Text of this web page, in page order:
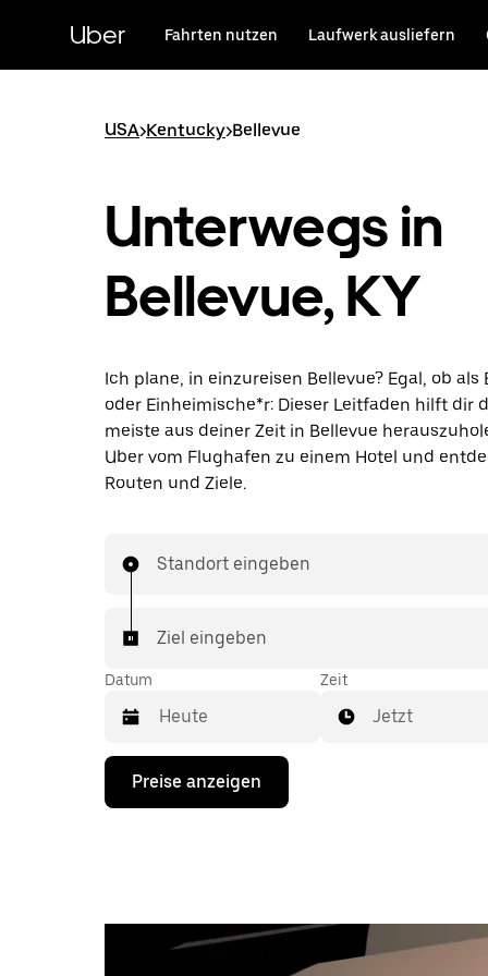
HauptinhaltUber Fahrten nutzen Laufwerk ausliefern
USA>Kentucky>Bellevue
Unterwegs in
Bellevue, KY
Ich plane, in einzureisen Bellevue? Egal, ob als
oder Einheimische*r: Dieser Leitfaden hilft dir
meiste aus deiner Zeit in Bellevue
Uber vom Flughafen zu einem Hotel und
Routen und Ziele.
Standort eingeben
Ziel eingeben
Datum
Drücke
Nach-
Kalender
Zeit
Jetzt
Preise anzeigen